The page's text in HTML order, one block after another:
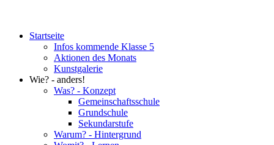
Startseite
Infos kommende Klasse 5
Aktionen des Monats
Kunstgalerie
Wie? - anders!
Was? - Konzept
Gemeinschaftsschule
Grundschule
Sekundarstufe
Warum? - Hintergrund